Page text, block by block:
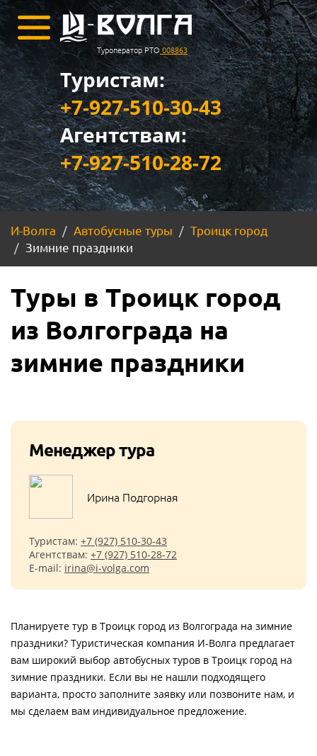
Туроператор РТО 008863
Туристам:
+7-927-510-30-43
Агентствам:
+7-927-510-28-72
И-Волга Автобусные туры
Троицк город
Зимние праздники
Туры в Троицк город
из Волгограда на
зимние праздники
Менеджер тура
Ирина Подгорная
Туристам: +7 (927) 510-30-43
Агентствам: +7 (927) 510-28-72
E-mail: irina@i-volga.com
Планируете тур в Троицк город из Волгограда на зимние
праздники? Туристическая компания И-Волга предлагает
вам широкий выбор автобусных туров в Троицк город на
зимние праздники. Если вы не нашли подходящего
варианта, просто заполните заявку или позвоните нам, и
мы сделаем вам индивидуальное предложение.